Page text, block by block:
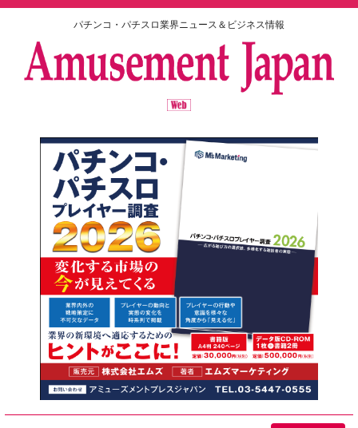
パチンコ・パチスロ業界ニュース＆ビジネス情報